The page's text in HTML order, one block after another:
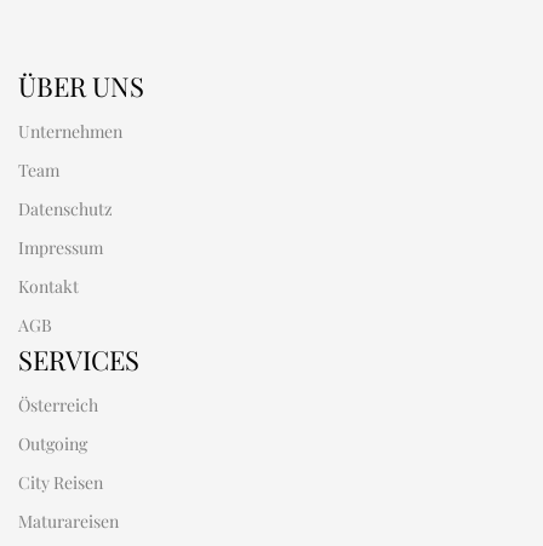
ÜBER UNS
Unternehmen
Team
Datenschutz
Impressum
Kontakt
AGB
SERVICES
Österreich
Outgoing
City Reisen
Maturareisen